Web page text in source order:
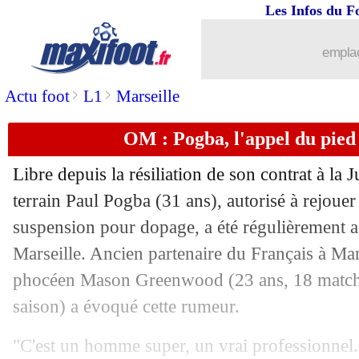
Actu foot> L1 > Marseille
Les Infos du
OM : Pogba, l'appel du
Libre depuis la résiliation de son contrat à la
terrain Paul Pogba (31 ans), autorisé à
suspension pour dopage, a été régulièrement
Marseille. Ancien partenaire du Français à
phocéen Mason Greenwood (23 ans, 18
saison) a évoqué cette rumeur.
"C'est un homme super, un vrai
: Danso veut partir cet hiver !
26/01 L1: Lens-Angers, les compos
26/01 PSG: Skriniar, Fenerbahçe attend le
26/01 VIDEO: Conceiçao s'embrouille
26/01 Real : big 5, Mbappé a dépassé
26/01 Roma: prolongation activée pour
OM : Greenwood note ses débuts